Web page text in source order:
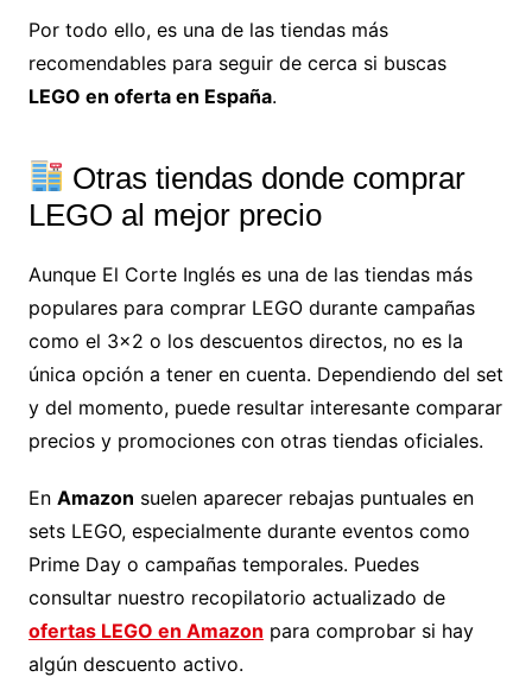
Por todo ello, es una de las tiendas más
recomendables para seguir de cerca si buscas
LEGO en oferta en España.
Otras tiendas donde comprar
LEGO al mejor precio
Aunque El Corte Inglés es una de las tiendas más
populares para comprar LEGO durante campañas
como el 3×2 o los descuentos directos, no es la
única opción a tener en cuenta. Dependiendo del set
y del momento, puede resultar interesante comparar
precios y promociones con otras tiendas oficiales.
En Amazon suelen aparecer rebajas puntuales en
sets LEGO, especialmente durante eventos como
Prime Day o campañas temporales. Puedes
consultar nuestro recopilatorio actualizado de
ofertas LEGO en Amazon para comprobar si hay
algún descuento activo.